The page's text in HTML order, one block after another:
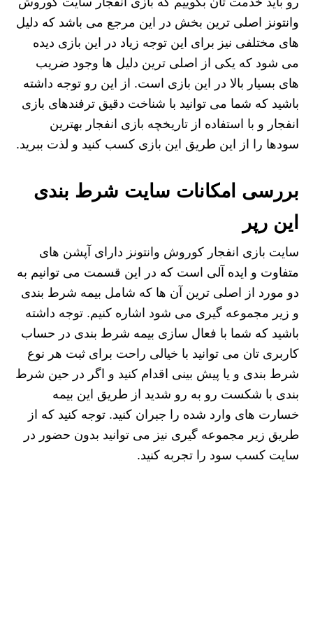
وانتونز اصلی ترین بخش در این مرجع می باشد که دلیل
های مختلفی نیز برای این توجه زیاد در این بازی دیده
می شود که یکی از اصلی ترین دلیل ها وجود ضریب
های بسیار بالا در این بازی است. از این رو توجه داشته
باشید که شما می توانید با شناخت دقیق ترفندهای بازی
انفجار و با استفاده از تاریخچه بازی انفجار بهترین
سودها را از این طریق این بازی کسب کنید و لذت ببرید.
بررسی امکانات سایت شرط بندی
این رپر
سایت بازی انفجار کوروش وانتونز دارای آپشن های
متفاوت و ایده آلی است که در این قسمت می توانیم به
دو مورد از اصلی ترین آن ها که شامل بیمه شرط بندی
و زیر مجموعه گیری می شود اشاره کنیم. توجه داشته
باشید که شما با فعال سازی بیمه شرط بندی در حساب
کاربری تان می توانید با خیالی راحت برای ثبت هر نوع
شرط بندی و یا پیش بینی اقدام کنید و اگر در حین شرط
بندی با شکست رو به رو شدید از طریق این بیمه
خسارت های وارد شده را جبران کنید. توجه کنید که از
طریق زیر مجموعه گیری نیز می توانید بدون حضور در
سایت کسب سود را تجربه کنید.